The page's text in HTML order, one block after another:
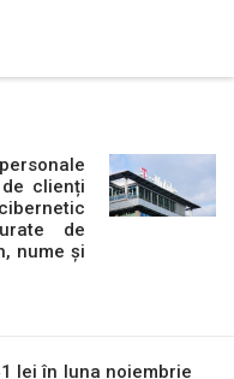
clienți
de
nume și
lei în luna noiembrie